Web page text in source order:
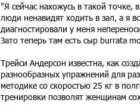
"Я сейчас нахожусь в такой
люди ненавидят ходить в зал, а я
диагностировали у меня
Зато теперь там есть сыр burrata
Трейси Андерсон известна, как
разнообразных упражнений для
методике со скоростью 25 кг в
тренировки позволят женщинам